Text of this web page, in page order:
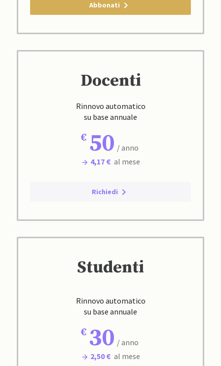
Abbonati
Docenti
Rinnovo automatico
su base annuale
50 / anno
4,17 € al mese
Richiedi
Studenti
Rinnovo automatico
su base annuale
30 / anno
2,50 € al mese